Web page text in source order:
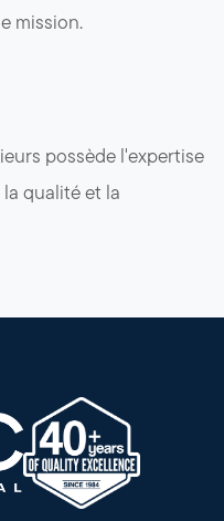
mission.
possède l'expertise
qualité et la